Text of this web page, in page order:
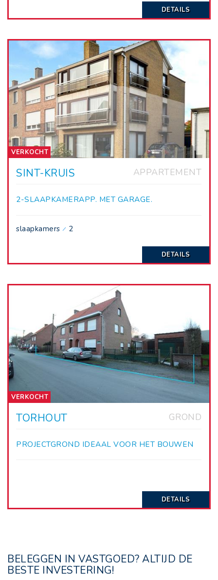
DETAILS
VERKOCHT
SINT-KRUIS APPARTEMENT
2-SLAAPKAMERAPP. MET GARAGE.
slaapkamers 2
DETAILS
VERKOCHT
TORHOUT GROND
PROJECTGROND IDEAAL VOOR HET BOUWEN
DETAILS
BELEGGEN IN VASTGOED? ALTIJD DE
BESTE INVESTERING!